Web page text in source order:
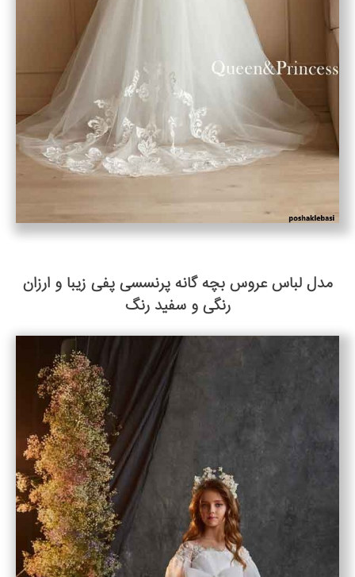
مدل لباس عروس بچه گانه پرنسسی پفی زیبا و ارزان
رنگی و سفید رنگ